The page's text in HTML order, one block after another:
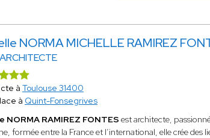
NORMA MICHELLE RAMIREZ
à Toulouse 31400
à Quint-Fonsegrives
NORMA RAMIREZ FONTES est architecte,
formée entre la France et l’international, elle crée des